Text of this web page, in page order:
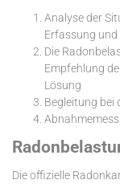
Analyse der
Erfassung
Die
Empfehlung
Lösung
Begleitung bei
Die offizielle